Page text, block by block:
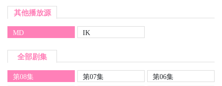
其他播放源
MD IK
全部剧集
第08集 第07集
第06集